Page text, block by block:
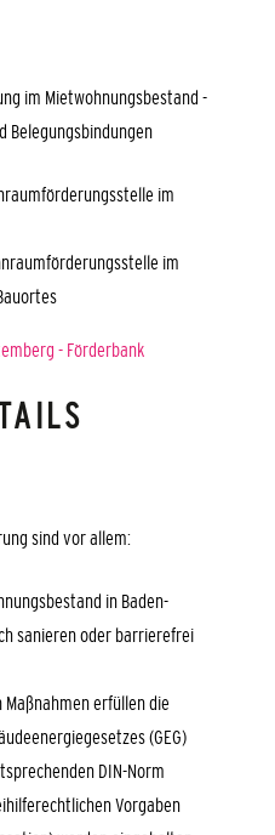
im Mietwohnungsbestand -
Belegungsbindungen
im
im
- Förderbank
sind vor allem:
in Baden-
sanieren oder barrierefrei
erfüllen die
(GEG)
DIN-Norm
Vorgaben